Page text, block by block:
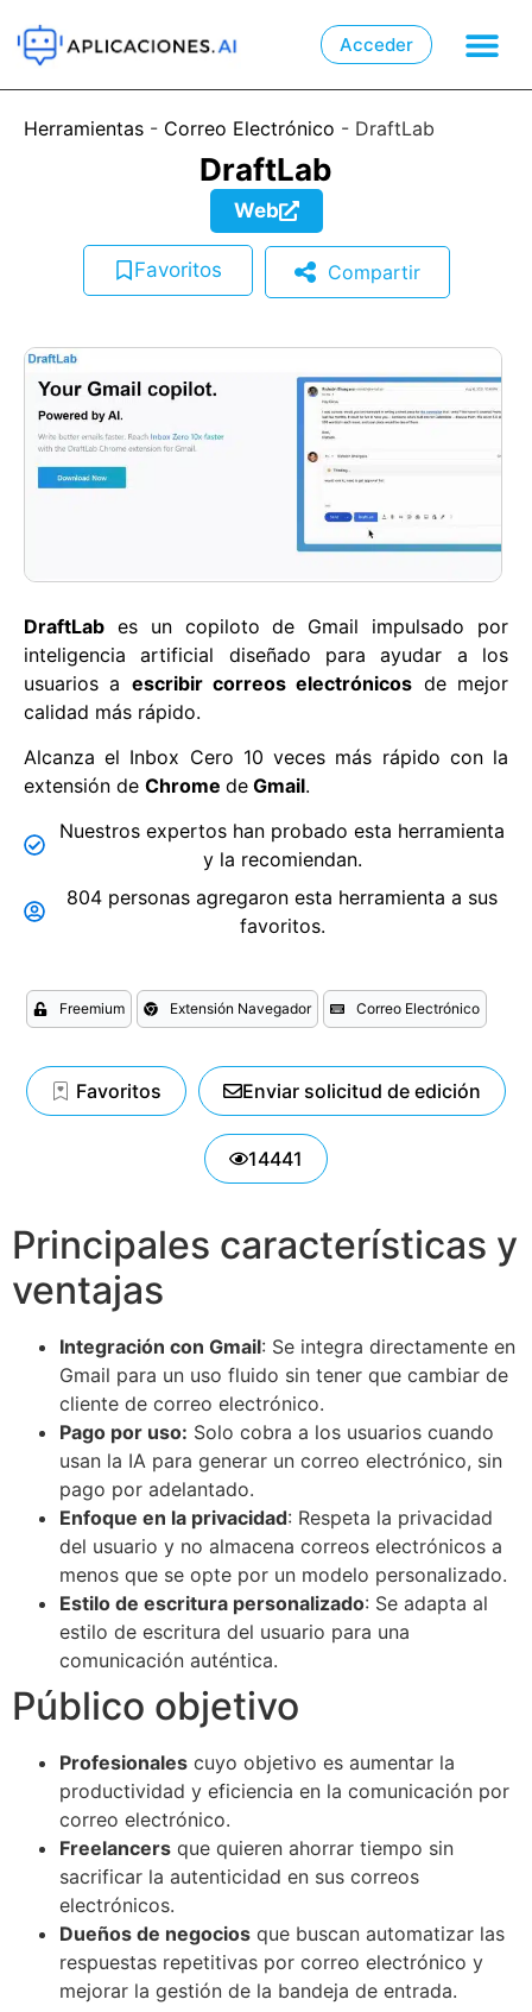
Acceder
Herramientas - Correo Electrónico - DraftLab
DraftLab
Web
Favoritos Compartir
DraftLab es un copiloto de Gmail impulsado por
inteligencia artificial diseñado para ayudar a los
usuarios a escribir correos electrónicos de mejor
calidad más rápido.
Alcanza el Inbox Cero 10 veces más rápido con la
extensión de Chrome de Gmail.
Nuestros expertos han probado esta herramienta
y la recomiendan.
804 personas agregaron esta herramienta a sus
favoritos.
Freemium Extensión Navegador Correo Electrónico
Favoritos Enviar solicitud de edición
14441
Principales características y
ventajas
Integración con Gmail: Se integra directamente en
Gmail para un uso fluido sin tener que cambiar de
cliente de correo electrónico.
Pago por uso: Solo cobra a los usuarios cuando
usan la IA para generar un correo electrónico, sin
pago por adelantado.
Enfoque en la privacidad: Respeta la privacidad
del usuario y no almacena correos electrónicos a
menos que se opte por un modelo personalizado.
Estilo de escritura personalizado: Se adapta al
estilo de escritura del usuario para una
comunicación auténtica.
Público objetivo
Profesionales cuyo objetivo es aumentar la
productividad y eficiencia en la comunicación por
correo electrónico.
Freelancers que quieren ahorrar tiempo sin
sacrificar la autenticidad en sus correos
electrónicos.
Dueños de negocios que buscan automatizar las
respuestas repetitivas por correo electrónico y
mejorar la gestión de la bandeja de entrada.